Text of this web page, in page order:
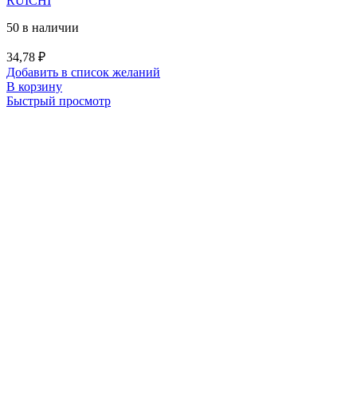
50 в наличии
34,78 ₽
Добавить в список желаний
В корзину
Быстрый просмотр